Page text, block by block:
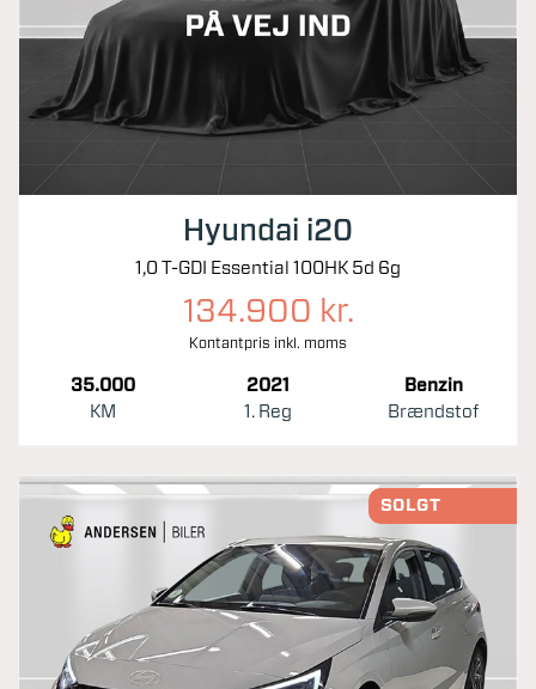
Hyundai i20
1,0 T-GDI Essential 100HK 5d 6g
134.900 kr.
Kontantpris inkl. moms
35.000
KM
2021
1. Reg
Benzin
Brændstof
SOLGT